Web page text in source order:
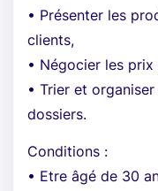
• Présenter les
clients,
• Négocier les
• Trier et
dossiers.
Conditions :
• Etre âgé de 30